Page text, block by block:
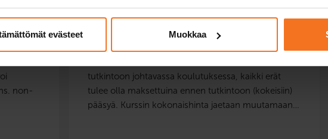
evästeet Muokkaa
non-
Pitääkö kurssimaksu maksaa
tutkintoon johtavassa koulutuksessa, kaikki erät
tulee olla maksettuina ennen tutkintoon (kokeisiin)
pääsyä. Kurssin kokonaishinta jaetaan muutamaan…